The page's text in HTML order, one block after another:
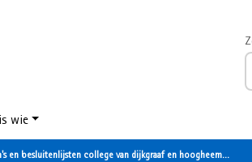
wie
en besluitenlijsten college van dijkgraaf en hoogheemraden